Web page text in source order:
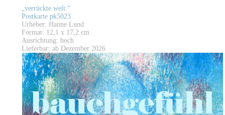
„verrückte welt.“
Postkarte pk5023
Urheber: Hanne Lund
Format: 12,1 x 17,2 cm
Ausrichtung: hoch
Lieferbar: ab Dezember 2026